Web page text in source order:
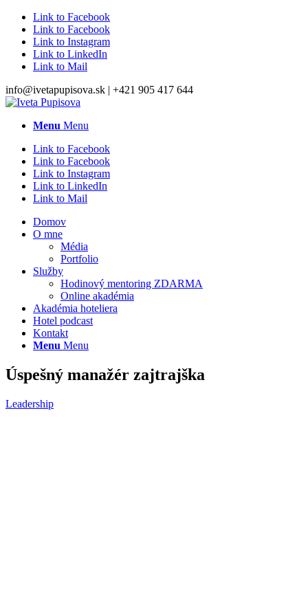
Link to Facebook
Link to Facebook
Link to Instagram
Link to LinkedIn
Link to Mail
info@ivetapupisova.sk | +421 905 417 644
Menu Menu
Link to Facebook
Link to Facebook
Link to Instagram
Link to LinkedIn
Link to Mail
Domov
O mne
Média
Portfolio
Služby
Hodinový mentoring ZDARMA
Online akadémia
Akadémia hoteliera
Hotel podcast
Kontakt
Menu Menu
Úspešný manažér zajtrajška
Leadership